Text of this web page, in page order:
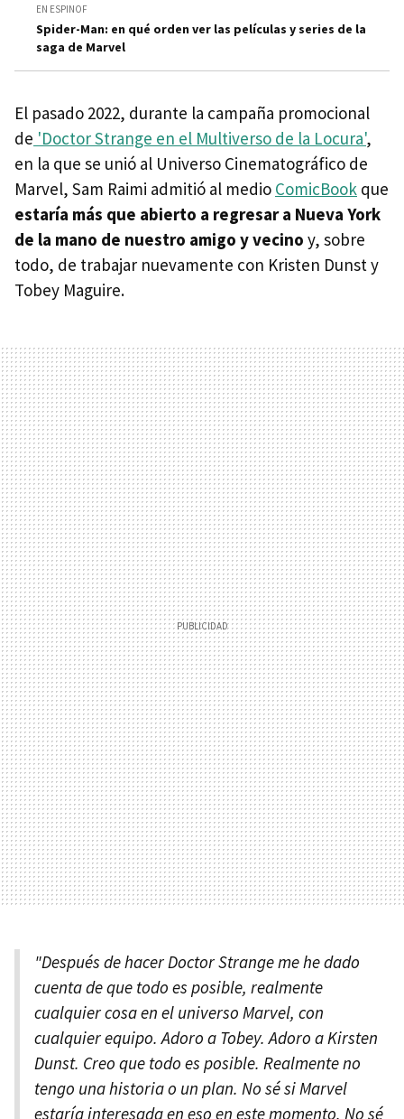
EN ESPINOF
Spider-Man: en qué orden ver las películas y series de la
saga de Marvel
El pasado 2022, durante la campaña promocional
de 'Doctor Strange en el Multiverso de la Locura',
en la que se unió al Universo Cinematográfico de
Marvel, Sam Raimi admitió al medio ComicBook que
estaría más que abierto a regresar a Nueva York
de la mano de nuestro amigo y vecino y, sobre
todo, de trabajar nuevamente con Kristen Dunst y
Tobey Maguire.
"Después de hacer Doctor Strange me he dado
cuenta de que todo es posible, realmente
cualquier cosa en el universo Marvel, con
cualquier equipo. Adoro a Tobey. Adoro a Kirsten
Dunst. Creo que todo es posible. Realmente no
tengo una historia o un plan. No sé si Marvel
estaría interesada en eso en este momento. No sé